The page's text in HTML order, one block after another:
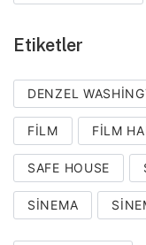
Etiketler
DENZEL
FILM FILM
SAFE HOUSE
SINEMA